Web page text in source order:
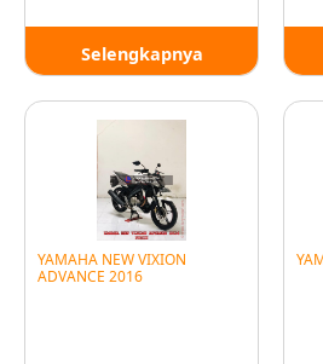
Selengkapnya
YAMAHA NEW VIXION
ADVANCE 2016